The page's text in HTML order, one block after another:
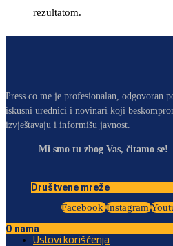
rezultatom.
Press.co.me je profesionalan, odgovoran
iskusni urednici i novinari koji
izvještavaju i informišu javnost.
Mi smo tu zbog Vas, čitamo se!
Društvene mreže
Facebook Instagram
O nama
Uslovi korišćenja